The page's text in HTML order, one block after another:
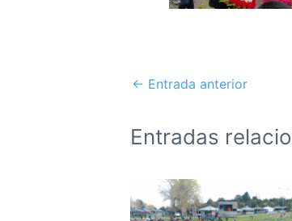
← Entrada anterior
Entradas